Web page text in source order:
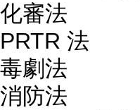
化審法
PRTR 法
毒劇法
消防法